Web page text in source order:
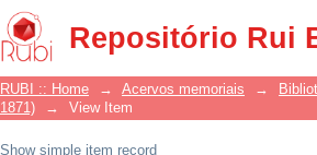
Repositório Rui
Poesias
RUBI :: Home → Acervos memoriais →
1871)
→ View Item
Show simple item record